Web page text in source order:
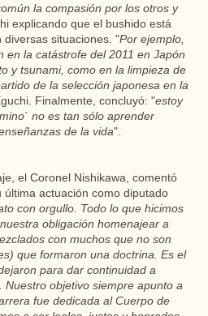
la compasión por los otros y
explicando que el bushido está
situaciones. "Por ejemplo,
en la catástrofe del 2011 en Japón
y tsunami, como en la limpieza de
de la selección japonesa en la
Finalmente, concluyó: "estoy
no es tan sólo aprender
de la vida".
el Coronel Nishikawa, comentó
actuación como diputado
con orgullo. Todo lo que hicimos
obligación homenajear a
con muchos que no son
que formaron una doctrina. Es el
para dar continuidad a
objetivo siempre apunto a
fue dedicada al Cuerpo de